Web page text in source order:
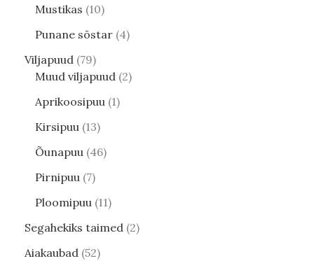
Mustikas 10
Punane sõstar 4
Viljapuud 79
Muud viljapuud 2
Aprikoosipuu 1
Kirsipuu 13
Õunapuu 46
Pirnipuu 7
Ploomipuu 11
Segahekiks taimed 2
Aiakaubad 52